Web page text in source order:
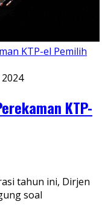
KTP-
tahun ini, Dirjen
soal